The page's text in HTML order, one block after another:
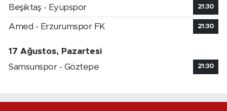
Beşiktaş - Eyüpspor 21:30
Amed - Erzurumspor FK 21:30
17 Ağustos, Pazartesi
Samsunspor - Göztepe
21:30